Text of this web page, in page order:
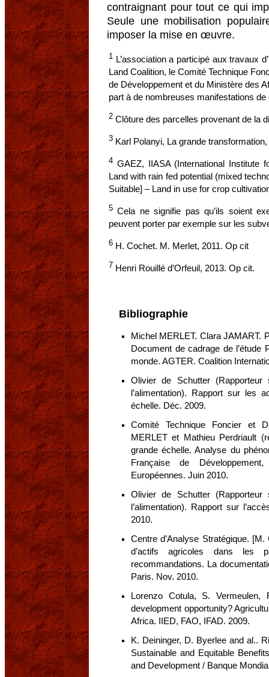
contraignant pour tout ce qui
Seule une mobilisation
imposer la mise en œuvre.
1 L’association a participé aux travaux
Land Coalition, le Comité Technique
de Développement et du Ministère des
part à de nombreuses manifestations de
2 Clôture des parcelles provenant de la
3 Karl Polanyi, La grande
4 GAEZ, IIASA (International Institute
Land with rain fed potential (mixed
Suitable] – Land in use for crop
5 Cela ne signifie pas qu’ils soient
peuvent porter par exemple sur les
6 H. Cochet. M. Merlet, 2011. Op cit
7 Henri Rouillé d’Orfeuil, 2013. Op cit.
Bibliographie
Michel MERLET. Clara JAMART.
Document de cadrage de
monde. AGTER. Coalition
Olivier de Schutter
l’alimentation). Rapport sur les
échelle. Déc. 2009.
Comité Technique Foncier et
MERLET et Mathieu Perdriault
grande échelle. Analyse du
Française de
Européennes. Juin 2010.
Olivier de Schutter
l’alimentation). Rapport sur
2010.
Centre d’Analyse Stratégique.
d’actifs agricoles dans les
recommandations. La
Paris. Nov. 2010.
Lorenzo Cotula, S.
development opportunity?
Africa. IIED, FAO, IFAD. 2009.
K. Deininger, D. Byerlee and al..
Sustainable and Equitable
and Development / Banque